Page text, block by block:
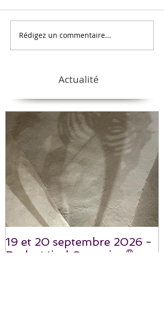
Rédigez un commentaire...
Actualité
19 et 20 septembre 2026 -
Body-Mind Centering® -